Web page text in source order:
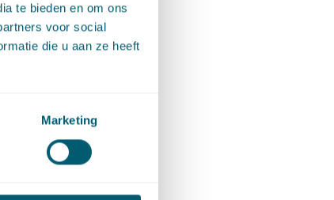
te bieden en om ons
voor social
die u aan ze heeft
Marketing